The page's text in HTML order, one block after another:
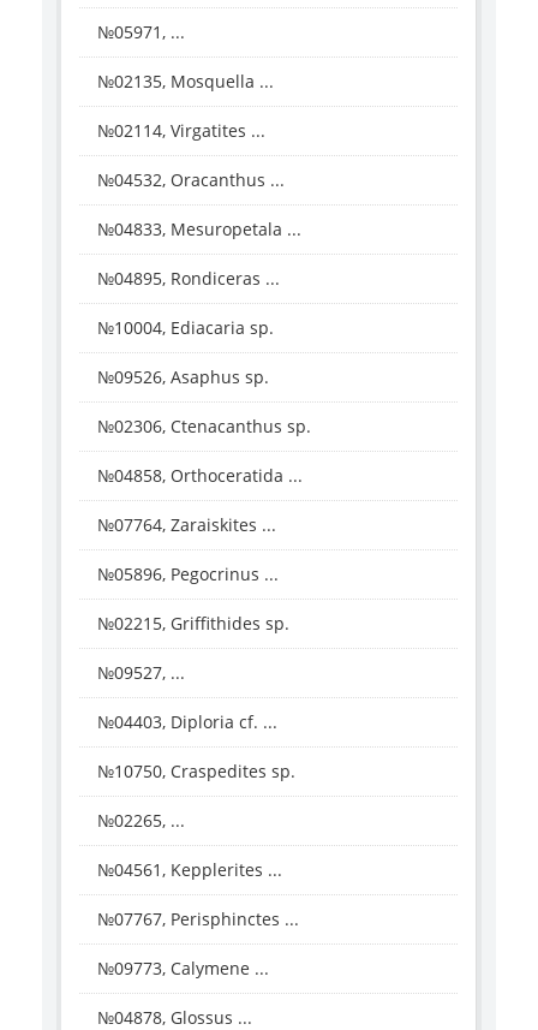
№05971, ...
№02135, Mosquella ...
№02114, Virgatites ...
№04532, Oracanthus ...
№04833, Mesuropetala ...
№04895, Rondiceras ...
№10004, Ediacaria sp.
№09526, Asaphus sp.
№02306, Ctenacanthus sp.
№04858, Orthoceratida ...
№07764, Zaraiskites ...
№05896, Pegocrinus ...
№02215, Griffithides sp.
№09527, ...
№04403, Diploria cf. ...
№10750, Craspedites sp.
№02265, ...
№04561, Kepplerites ...
№07767, Perisphinctes ...
№09773, Calymene ...
№04878, Glossus ...